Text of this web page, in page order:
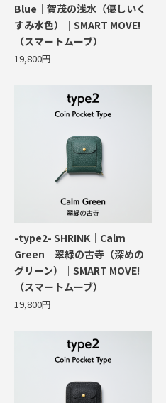
Blue｜賀茂の浅水（優しいく
すみ水色）｜SMART MOVE!
（スマートムーブ）
19,800円
-type2- SHRINK｜Calm
Green｜翠緑の古寺（深めの
グリーン）｜SMART MOVE!
（スマートムーブ）
19,800円